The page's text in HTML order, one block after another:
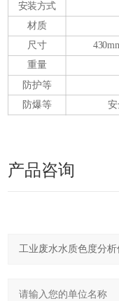
安装方式
材质
尺寸
重量
防护等
防爆等
安
产品咨询